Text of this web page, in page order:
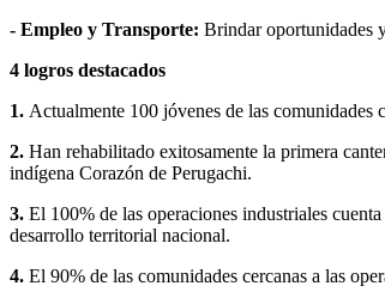
- Empleo y Transporte: Brindar oportunidades
4 logros destacados
1. Actualmente 100 jóvenes de las comunidades
2. Han rehabilitado exitosamente la primera
indígena Corazón de Perugachi.
3. El 100% de las operaciones industriales
desarrollo territorial nacional.
4. El 90% de las comunidades cercanas a las